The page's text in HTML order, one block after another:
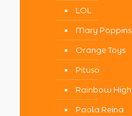
LOL
Mary Poppins
Orange Toys
Pituso
Rainbow High
Paola Reina